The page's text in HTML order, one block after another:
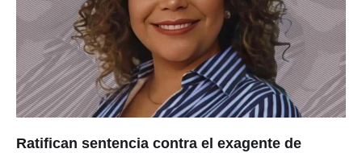
Ratifican sentencia contra el exagente de